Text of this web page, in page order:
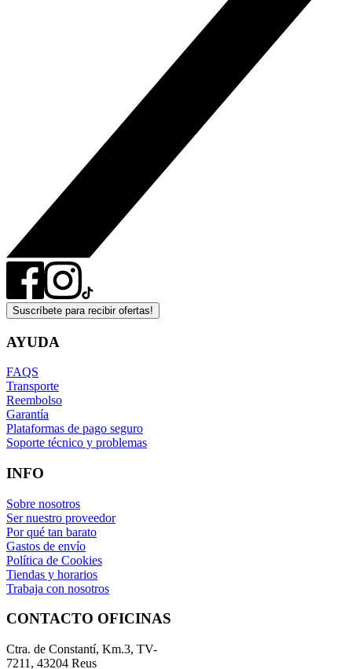
Suscríbete para recibir ofertas!
AYUDA
FAQS
Transporte
Reembolso
Garantía
Plataformas de pago seguro
Soporte técnico y problemas
INFO
Sobre nosotros
Ser nuestro proveedor
Por qué tan barato
Gastos de envío
Política de Cookies
Tiendas y horarios
Trabaja con nosotros
CONTACTO OFICINAS
Ctra. de Constantí, Km.3, TV-
7211, 43204 Reus